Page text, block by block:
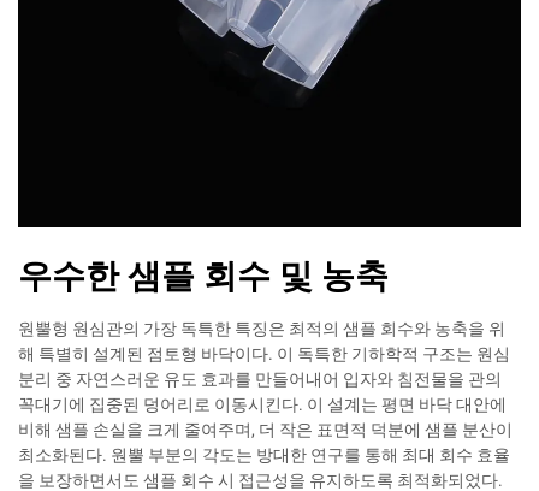
우수한 샘플 회수 및 농축
원뿔형 원심관의 가장 독특한 특징은 최적의 샘플 회수와 농축을 위
해 특별히 설계된 점토형 바닥이다. 이 독특한 기하학적 구조는 원심
분리 중 자연스러운 유도 효과를 만들어내어 입자와 침전물을 관의
꼭대기에 집중된 덩어리로 이동시킨다. 이 설계는 평면 바닥 대안에
비해 샘플 손실을 크게 줄여주며, 더 작은 표면적 덕분에 샘플 분산이
최소화된다. 원뿔 부분의 각도는 방대한 연구를 통해 최대 회수 효율
을 보장하면서도 샘플 회수 시 접근성을 유지하도록 최적화되었다.